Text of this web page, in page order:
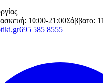
10:00-21:00Σάββατο:
695 585 8555